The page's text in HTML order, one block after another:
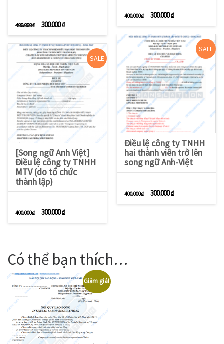
400.000₫ Giá gốc là: 400.000 ₫.
300.000₫ Giá hiện tại là: 300.000 ₫.
400.000₫ Giá gốc là: 400.000 ₫.
300.000₫
Điều lệ công ty TNHH
hai thành viên trở lên
song ngữ Anh-Việt
400.000₫ Giá gốc là: 400.000 ₫.
300.000₫
SALE
[Song ngữ Anh Việt]
Điều lệ công ty TNHH
MTV (do tổ chức
thành lập)
400.000₫ Giá gốc là: 400.000 ₫.
300.000₫
SALE
Có thể bạn thích…
Giảm giá!